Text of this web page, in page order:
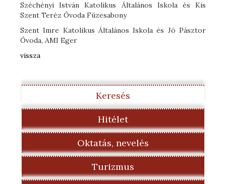
Széchényi István Katolikus Általános Iskola és Kis
Szent Teréz Óvoda Füzesabony
Szent Imre Katolikus Általános Iskola és Jó Pásztor
Óvoda, AMI Eger
vissza
Keresés
Hitélet
Oktatás, nevelés
Turizmus